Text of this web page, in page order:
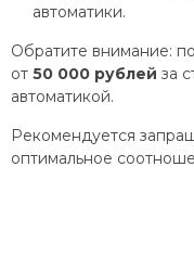
автоматики.
Обратите внимание:
от 50 000 рублей за
автоматикой.
Рекомендуется
оптимальное